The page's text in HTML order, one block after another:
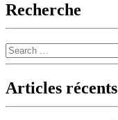
Recherche
Search
Articles récents